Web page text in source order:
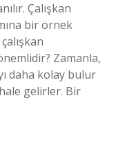
Çalışkan
bir örnek
Zamanla,
daha kolay bulur
gelirler. Bir